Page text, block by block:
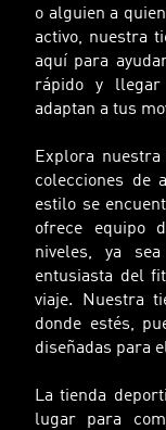
o alguien a
activo, nuestra
aquí para
rápido y
adaptan a tus
Explora
colecciones de
estilo se
ofrece equipo
niveles, ya
entusiasta del
viaje. Nuestra
donde estés,
diseñadas para
La tienda
lugar para